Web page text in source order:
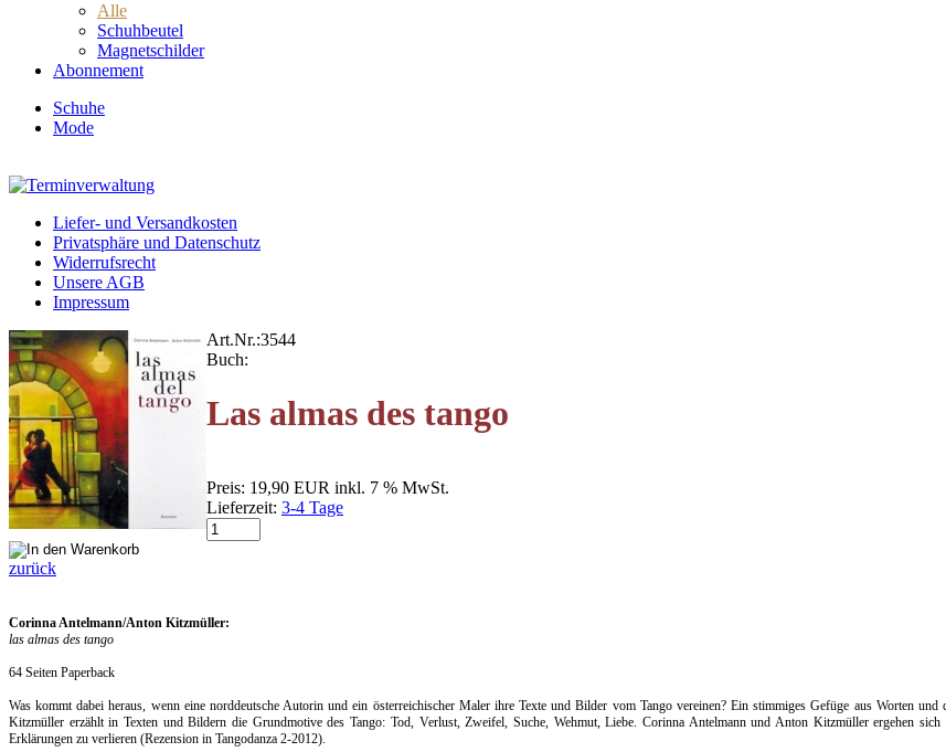
Alle
Schuhbeutel
Magnetschilder
Abonnement
Schuhe
Mode
Liefer- und Versandkosten
Privatsphäre und Datenschutz
Widerrufsrecht
Unsere AGB
Impressum
Art.Nr.:3544
Buch:
Las almas des tango
Preis: 19,90 EUR inkl. 7 % MwSt.
Lieferzeit: 3-4 Tage
zurück
Corinna Antelmann/Anton Kitzmüller:
las almas des tango
64 Seiten Paperback
Was kommt dabei heraus, wenn eine norddeutsche Autorin und ein österreichischer Maler ihre Texte und Bilder vom Tango vereinen? Ein stimmiges Gefüge aus Worten
Kitzmüller erzählt in Texten und Bildern die Grundmotive des Tango: Tod, Verlust, Zweifel, Suche, Wehmut, Liebe. Corinna Antelmann und Anton Kitzmüller ergehen
Erklärungen zu verlieren (Rezension in Tangodanza 2-2012).